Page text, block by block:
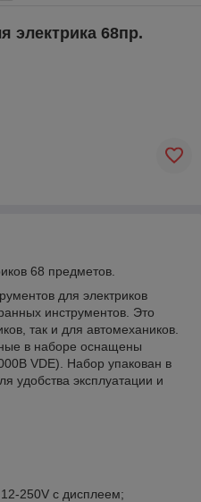
электрика 68пр.
68 предметов.
для электриков
инструментов. Это
так и для автомехаников.
в наборе оснащены
VDE). Набор упакован в
удобства эксплуатации и
250V с дисплеем;